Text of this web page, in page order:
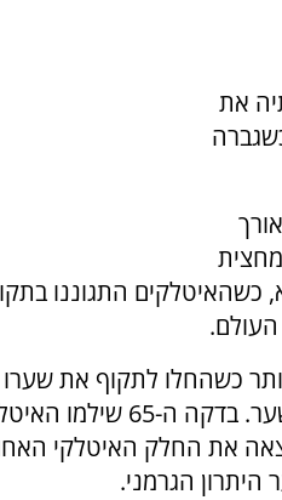
את
התגוננו
כשהחלו לתקוף את שערו
שוער הגרמנים, אך לא סיכנו יתר על
את החלק האיטלקי
הגרמני.